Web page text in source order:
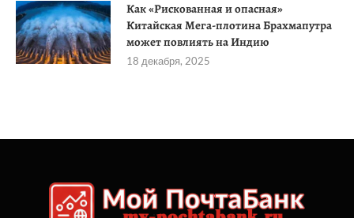
Как «Рискованная и опасная»
Китайская Мега-плотина Брахмапутра
может повлиять на Индию
18 декабря, 2025